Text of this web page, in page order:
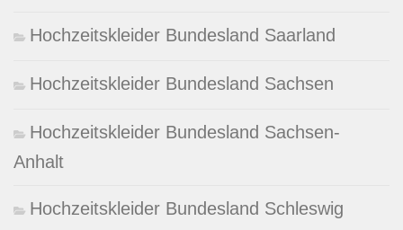
Hochzeitskleider Bundesland Saarland
Hochzeitskleider Bundesland Sachsen
Hochzeitskleider Bundesland Sachsen-
Anhalt
Hochzeitskleider Bundesland Schleswig